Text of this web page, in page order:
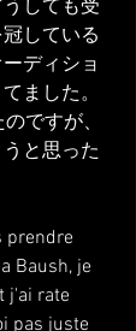
しても受
している
ディショ
ました。
ですが、
と思った
prendre
Baush, je
j'ai rate
pas juste